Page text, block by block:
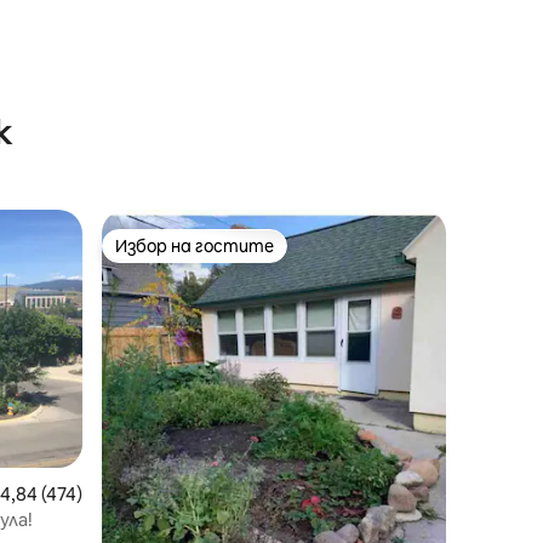
оценка: 4,84 от 5, 474 отзива
4,84 (474)
Избор на гостите
Избор на гостите